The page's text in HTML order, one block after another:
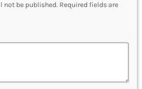
not be published. Required fields are